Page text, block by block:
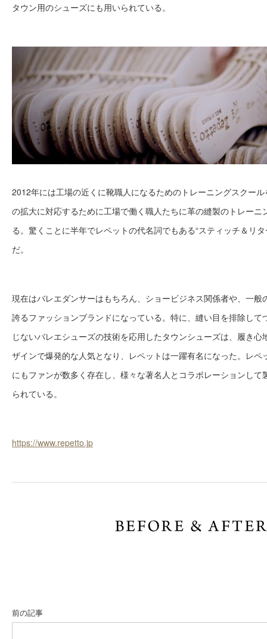
タウン用のシューズにも用いられている。
2012年には工場の近くに靴職人になるためのトレーニングスクー
の拡大に対応するために工場で働く職人たちに革の縫製のトレーニ
る。驚くことに半年でレペットの代名詞でもある“スティッチ＆リ
だ。
現在はバレエダンサーはもちろん、ショービジネス関係者や、一般
誇るファッションブランドになっている。特に、縫い目を排除して
じないバレエシューズの技術を応用したタウンシューズは、履き
ザインで爆発的な人気となり、レペットは一躍有名になった。レペ
にもファンが数多く存在し、様々な著名人とコラボレーションして
られている。
https://www.repetto.jp
前の記事